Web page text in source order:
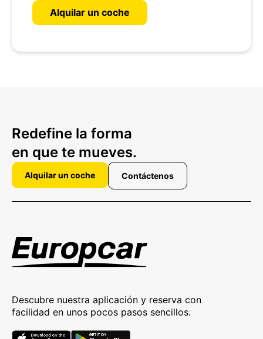
Alquilar un coche
Redefine la forma
en que te mueves.
Alquilar un coche Contáctenos
Descubre nuestra aplicación y reserva con
facilidad en unos pocos pasos sencillos.